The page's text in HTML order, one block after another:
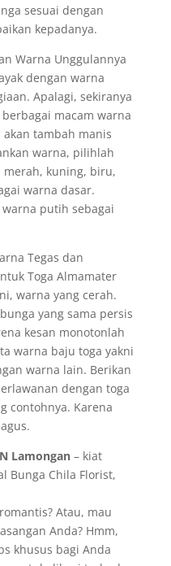
sesuai dengan
kepadanya.
Warna Unggulannya
dengan warna
Apalagi, sekiranya
macam warna
tambah manis
warna, pilihlah
kuning, biru,
warna dasar.
putih sebagai
Tegas dan
Toga Almamater
warna yang cerah.
yang sama persis
kesan monotonlah
warna baju toga yakni
warna lain. Berikan
dengan toga
contohnya. Karena
Lamongan– kiat
Bunga Chila Florist,
Atau, mau
Anda? Hmm,
khusus bagi Anda